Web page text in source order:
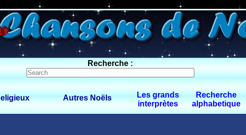
0 $limitbot 1 $limittot 2
Recherche :
Autres Noëls
Les grands
interprètes
Recherche
alphabetique